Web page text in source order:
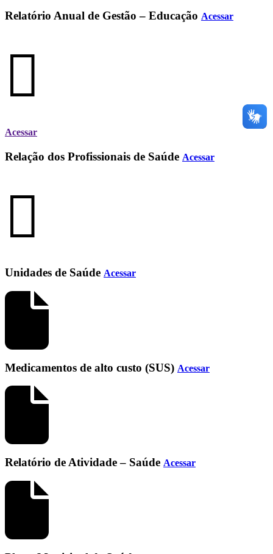
Relatório Anual de Gestão – Educação Acessar
Acessar
Relação dos Profissionais de Saúde Acessar
Unidades de Saúde Acessar
Medicamentos de alto custo (SUS) Acessar
Relatório de Atividade – Saúde Acessar